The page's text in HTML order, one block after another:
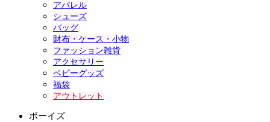
アパレル
シューズ
バッグ
財布・ケース・小物
ファッション雑貨
アクセサリー
ベビーグッズ
福袋
アウトレット
ボーイズ